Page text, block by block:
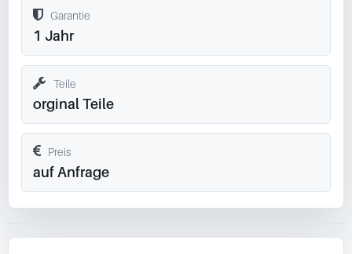
Garantie
1 Jahr
Teile
orginal Teile
Preis
auf Anfrage